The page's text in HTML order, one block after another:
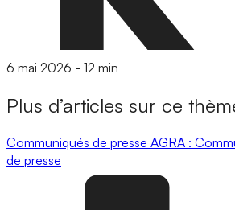
6 mai 2026 - 12 min
Plus d’articles sur ce
Communiqués de presse AGRA :
de presse